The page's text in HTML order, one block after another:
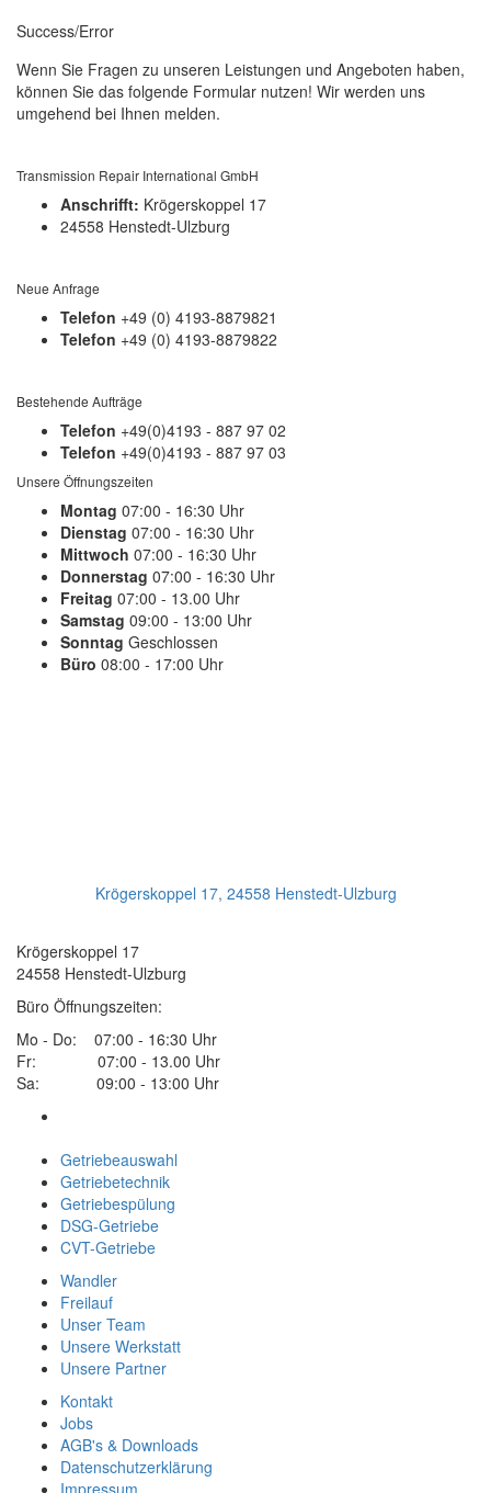
Success/Error
Wenn Sie Fragen zu unseren Leistungen und Angeboten haben,
können Sie das folgende Formular nutzen! Wir werden uns
umgehend bei Ihnen melden.
Transmission Repair International GmbH
Anschrifft: Krögerskoppel 17
24558 Henstedt-Ulzburg
Neue Anfrage
Telefon +49 (0) 4193-8879821
Telefon +49 (0) 4193-8879822
Bestehende Aufträge
Telefon +49(0)4193 - 887 97 02
Telefon +49(0)4193 - 887 97 03
Unsere Öffnungszeiten
Montag 07:00 - 16:30 Uhr
Dienstag 07:00 - 16:30 Uhr
Mittwoch 07:00 - 16:30 Uhr
Donnerstag 07:00 - 16:30 Uhr
Freitag 07:00 - 13.00 Uhr
Samstag 09:00 - 13:00 Uhr
Sonntag Geschlossen
Büro 08:00 - 17:00 Uhr
Krögerskoppel 17, 24558 Henstedt-Ulzburg
Krögerskoppel 17
24558 Henstedt-Ulzburg
Büro Öffnungszeiten:
Mo - Do: 07:00 - 16:30 Uhr
Fr: 07:00 - 13.00 Uhr
Sa: 09:00 - 13:00 Uhr
Getriebeauswahl
Getriebetechnik
Getriebespülung
DSG-Getriebe
CVT-Getriebe
Wandler
Freilauf
Unser Team
Unsere Werkstatt
Unsere Partner
Kontakt
Jobs
AGB's & Downloads
Datenschutzerklärung